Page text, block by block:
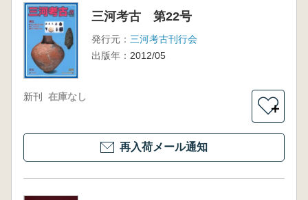
三河考古 第22号
発行元： 三河考古刊行会
出版年： 2012/05
新刊 在庫なし
＋
再入荷メール通知